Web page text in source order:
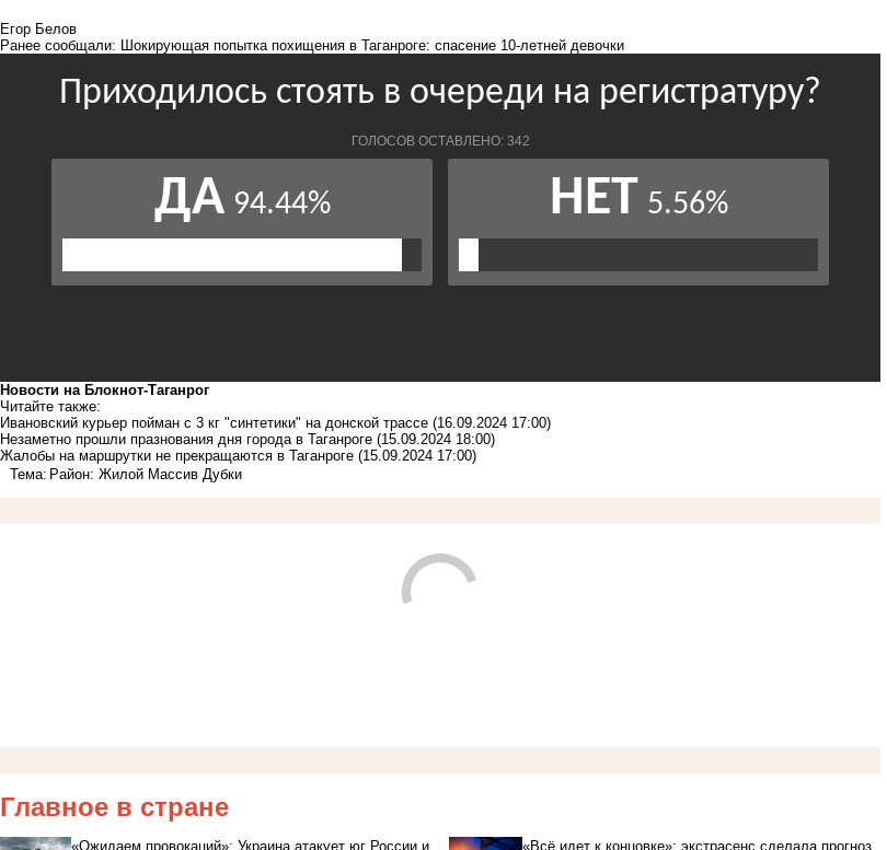
Егор Белов
Ранее сообщали:
Шокирующая попытка похищения в Таганроге: спасение 10-летней девочки
Новости на Блoкнoт-Таганрог
Читайте также:
Ивановский курьер пойман с 3 кг "синтетики" на донской трассе (16.09.2024 17:00)
Незаметно прошли празнования дня города в Таганроге (15.09.2024 18:00)
Жалобы на маршрутки не прекращаются в Таганроге (15.09.2024 17:00)
Тема: Район: Жилой Массив Дубки
Главное в стране
«Ожидаем провокаций»: Украина атакует юг России и «Всё идет к концовке»: экстрасенс сделала прогноз